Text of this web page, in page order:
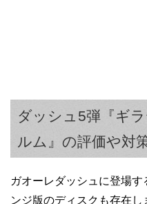
ダッシュ5弾『ギ
ルム』の評価や対
ガオーレダッシュに登場
ンジ版のディスクも存在し